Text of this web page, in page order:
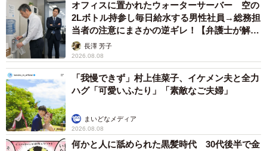
オフィスに置かれたウォーターサーバー 空の
2Lボトル持参し毎日給水する男性社員→総務担
当者の注意にまさかの逆ギレ！【弁護士が解
説】長澤 芳子
2026.08.08
「我慢できず」村上佳菜子、イケメン夫と全力
ハグ「可愛いふたり」「素敵なご夫婦」
まいどなメディア
2026.08.08
何かと人に舐められた黒髪時代 30代後半で金